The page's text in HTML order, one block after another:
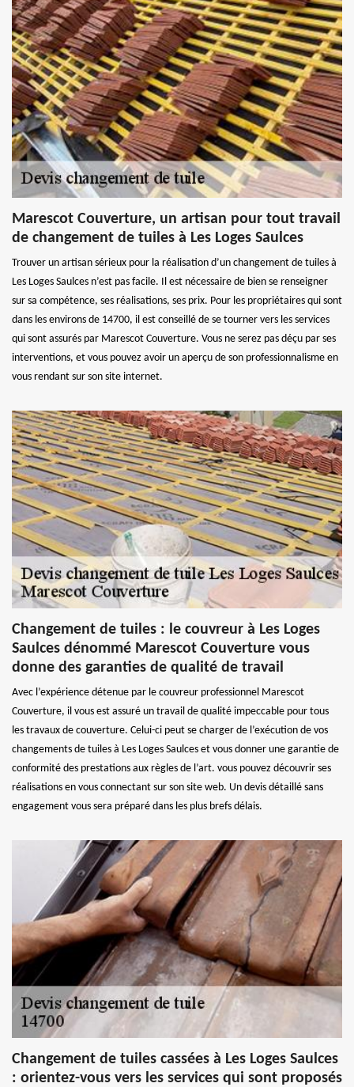
Marescot Couverture, un artisan pour tout travail
de changement de tuiles à Les Loges Saulces
Trouver un artisan sérieux pour la réalisation d’un changement de tuiles à
Les Loges Saulces n’est pas facile. Il est nécessaire de bien se renseigner
sur sa compétence, ses réalisations, ses prix. Pour les propriétaires qui sont
dans les environs de 14700, il est conseillé de se tourner vers les services
qui sont assurés par Marescot Couverture. Vous ne serez pas déçu par ses
interventions, et vous pouvez avoir un aperçu de son professionnalisme en
vous rendant sur son site internet.
Changement de tuiles : le couvreur à Les Loges
Saulces dénommé Marescot Couverture vous
donne des garanties de qualité de travail
Avec l’expérience détenue par le couvreur professionnel Marescot
Couverture, il vous est assuré un travail de qualité impeccable pour tous
les travaux de couverture. Celui-ci peut se charger de l’exécution de vos
changements de tuiles à Les Loges Saulces et vous donner une garantie de
conformité des prestations aux règles de l’art. vous pouvez découvrir ses
réalisations en vous connectant sur son site web. Un devis détaillé sans
engagement vous sera préparé dans les plus brefs délais.
Changement de tuiles cassées à Les Loges Saulces
: orientez-vous vers les services qui sont proposés